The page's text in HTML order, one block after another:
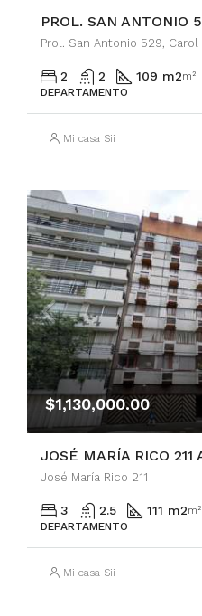
Prol. San Antonio 529, Carol
2 2 109 m2m²
DEPARTAMENTO
Mi casa Sii
$1,130,000.00
José María Rico 211
3 2.5 111 m2m²
DEPARTAMENTO
Mi casa Sii